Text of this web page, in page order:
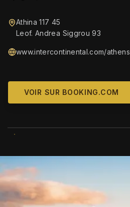
Athina 117 45
Leof. Andrea Siggrou 93
www.intercontinental.com/athens
VOIR SUR BOOKING.COM